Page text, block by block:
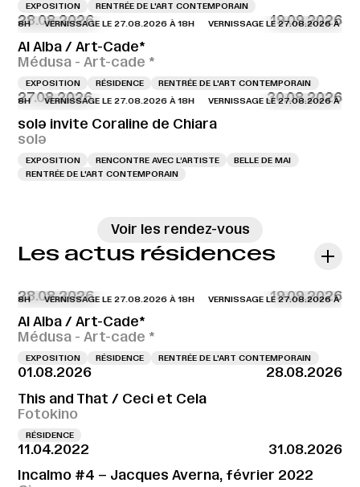
EXPOSITION RENTRÉE DE L'ART CONTEMPORAIN
28.08.2026 19.09.2026
18H VERNISSAGE LE 27.08.2026 À 18H VERNISSAGE LE 27.08.2026 À 18H
Al Alba / Art-Cade*
Médusa - Art-cade *
EXPOSITION RÉSIDENCE RENTRÉE DE L'ART CONTEMPORAIN
27.08.2026 30.08.2026
18H VERNISSAGE LE 27.08.2026 À 18H VERNISSAGE LE 27.08.2026 À 18H
solə invite Coraline de Chiara
solə
EXPOSITION RENCONTRE AVEC L’ARTISTE
BELLE DE MAI
RENTRÉE DE L'ART CONTEMPORAIN
Voir les rendez-vous
Les actus résidences
28.08.2026 19.09.2026
18H VERNISSAGE LE 27.08.2026 À 18H VERNISSAGE LE 27.08.2026 À 18H
Al Alba / Art-Cade*
Médusa - Art-cade *
EXPOSITION RÉSIDENCE RENTRÉE DE L'ART CONTEMPORAIN
01.08.2026
28.08.2026
This and That / Ceci et Cela
Fotokino
RÉSIDENCE
11.04.2022
31.08.2026
Incalmo #4 – Jacques Averna, février 2022